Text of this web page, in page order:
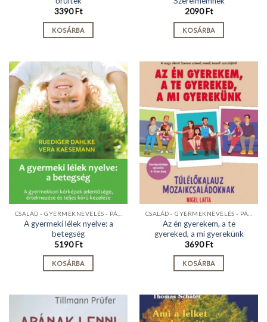
3390Ft
KOSÁRBA
2090Ft
KOSÁRBA
A gyermeki lélek nyelve: a
betegség
5190Ft
KOSÁRBA
Az én gyerekem, a te
gyereked, a mi gyerekünk
3690Ft
KOSÁRBA